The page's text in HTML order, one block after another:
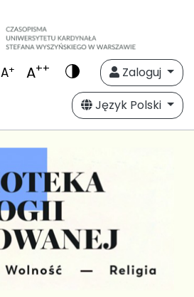
A+ A++
Zaloguj
Język Polski